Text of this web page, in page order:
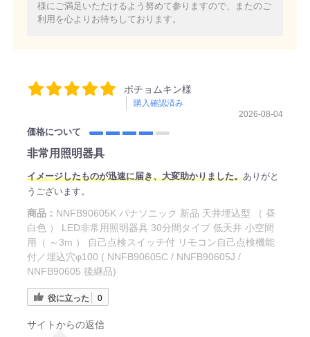
様にご満足いただけるよう努めて参りますので、またのご
利用を心よりお待ちしております。
ポチョムキン様
購入確認済み
2026-08-04
価格について
非常用照明器具
イメージしたものが迅速に届き、大変助かりました。ありがと
うございます。
商品： NNFB90605K パナソニック 新品 天井埋込型 （ 昼
白色 ） LED非常用照明器具 30分間タイプ 低天井 小空間
用（ ～3m ） 自己点検スイッチ付 リモコン自己点検機能
付／埋込穴φ100 ( NNFB90605C / NNFB90605J /
NNFB90605 後継品)
役に立った 0
サイトからの返信